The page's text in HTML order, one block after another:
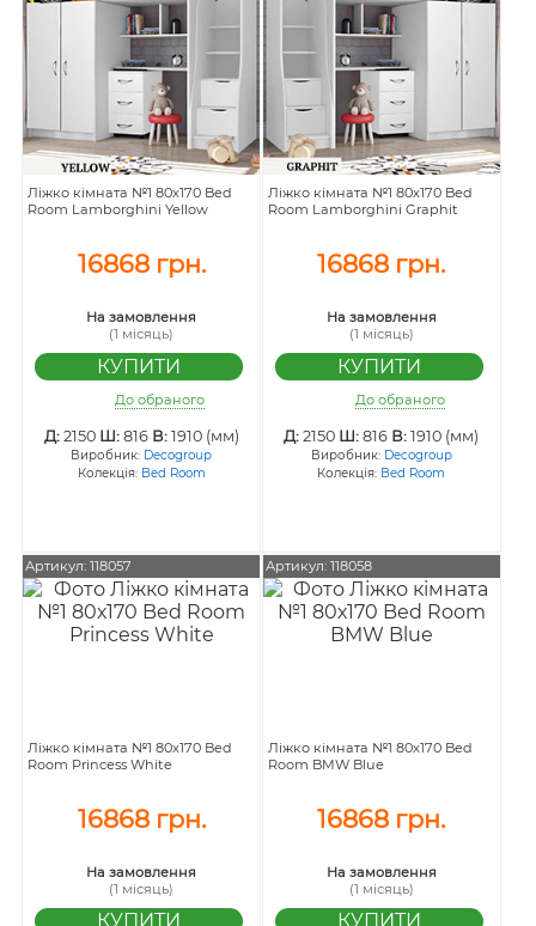
Ліжко кімната №1 80х170 Bed
Room Lamborghini Yellow
16868 грн.
На замовлення
(1 місяць)
До обраного
Д: 2150Ш: 816В: 1910 (мм)
Виробник: Decogroup
Колекція: Bed Room
Ліжко кімната №1 80х170 Bed
Room Lamborghini Graphit
16868 грн.
На замовлення
(1 місяць)
До обраного
Д:2150 Ш:816 В:1910 (мм)
Виробник: Decogroup
Колекція: Bed Room
Артикул: 118057
Ліжко кімната №1 80х170 Bed
Room Princess White
16868 грн.
На замовлення
(1 місяць)
Артикул: 118058
Ліжко кімната №1 80х170 Bed
Room BMW Blue
16868 грн.
На замовлення
(1 місяць)